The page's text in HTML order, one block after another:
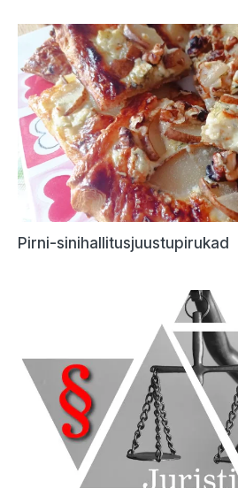
Pirni-sinihallitusjuustupirukad